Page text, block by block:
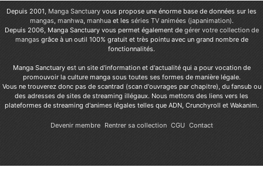
Depuis 2001, Manga Sanctuary vous propose une énorme base de données sur les
mangas, manhwa, manhuaet les séries TV animées (japanimation).
Depuis 2006, Manga Sanctuary vous permet également de gérer votre collection de
mangas grâce à un outil 100% gratuit et très pointu avec un grand nombre de
fonctionnalités.
Manga Sanctuary est un site d'information et d'actualité qui a pour vocation de
promouvoir la culture manga sous toutes ses formes de manière légale.
Vous ne trouverez donc pas de scantrad (scan d'ouvrages par chapitre), du fansub ou
des adresses de sites de streaming illégaux. Nous mettons des liens vers les
plateformes de streaming d'animes légales telles que ADN, Crunchyroll et Wakanim.
Devenir membre Rentrer sa collection CGU Contact